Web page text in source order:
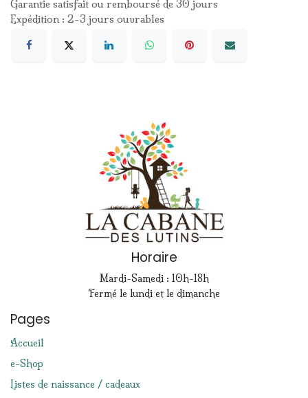
Garantie satisfait ou remboursé de 30 jours
Expédition : 2-3 jours ouvrables
Horaire
Mardi-Samedi : 10h-18h
Fermé le lundi et le dimanche
Pages
Accueil
e-Shop
Listes de naissance / cadeaux